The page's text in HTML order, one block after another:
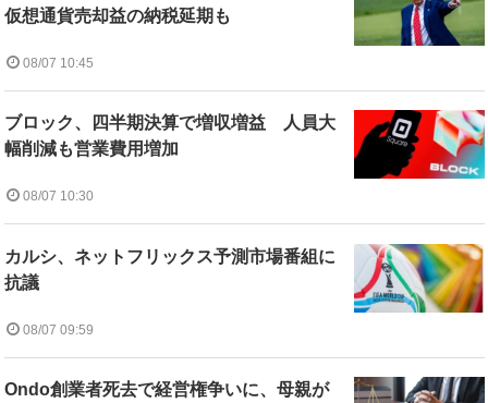
仮想通貨売却益の納税延期も
08/07 10:45
ブロック、四半期決算で増収増益 人員大
幅削減も営業費用増加
08/07 10:30
カルシ、ネットフリックス予測市場番組に
抗議
08/07 09:59
Ondo創業者死去で経営権争いに、母親が